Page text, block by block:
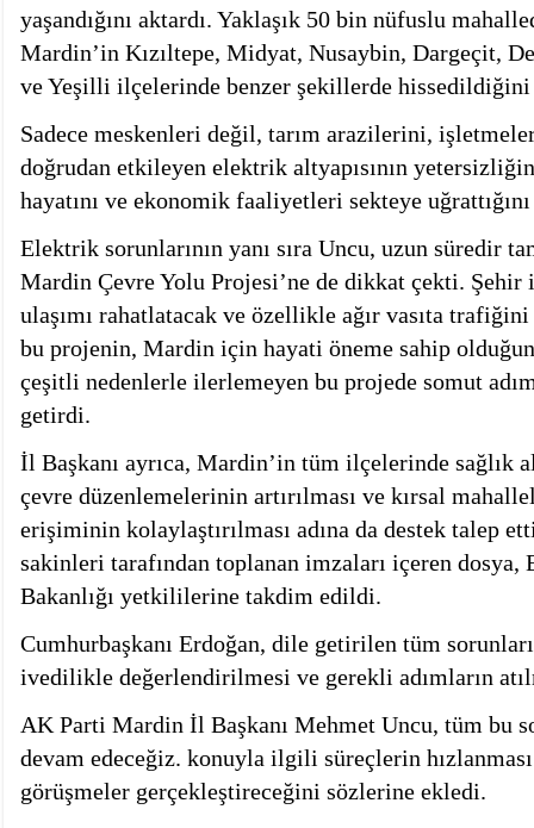
yaşandığını aktardı. Yaklaşık 50 bin nüfuslu
Mardin’in Kızıltepe, Midyat, Nusaybin, Dargeçit,
ve Yeşilli ilçelerinde benzer şekillerde
Sadece meskenleri değil, tarım arazilerini,
doğrudan etkileyen elektrik altyapısının
hayatını ve ekonomik faaliyetleri sekteye
Elektrik sorunlarının yanı sıra Uncu, uzun süredir
Mardin Çevre Yolu Projesi’ne de dikkat çekti.
ulaşımı rahatlatacak ve özellikle ağır vasıta
bu projenin, Mardin için hayati öneme sahip
çeşitli nedenlerle ilerlemeyen bu projede somut
getirdi.
İl Başkanı ayrıca, Mardin’in tüm ilçelerinde sağlık
çevre düzenlemelerinin artırılması ve kırsal
erişiminin kolaylaştırılması adına da destek talep
sakinleri tarafından toplanan imzaları içeren
Bakanlığı yetkililerine takdim edildi.
Cumhurbaşkanı Erdoğan, dile getirilen tüm
ivedilikle değerlendirilmesi ve gerekli adımların
AK Parti Mardin İl Başkanı Mehmet Uncu, tüm bu
devam edeceğiz. konuyla ilgili süreçlerin
görüşmeler gerçekleştireceğini sözlerine ekledi.